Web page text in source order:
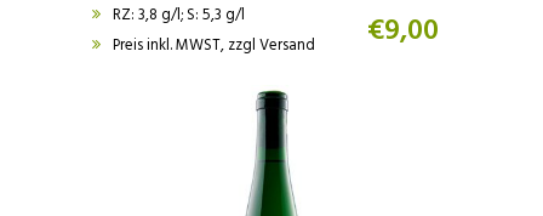
RZ: 3,8 g/l; S: 5,3 g/l
Preis inkl. MWST, zzgl Versand
€9,00